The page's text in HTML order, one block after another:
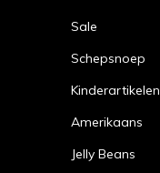
Sale
Schepsnoep
Kinderartikelen
Amerikaans
Jelly Beans